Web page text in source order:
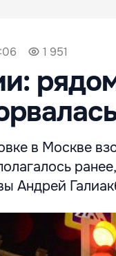
1 951
в Москве
Андрей